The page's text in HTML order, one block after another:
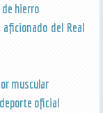
hierro
del Real
muscular
oficial